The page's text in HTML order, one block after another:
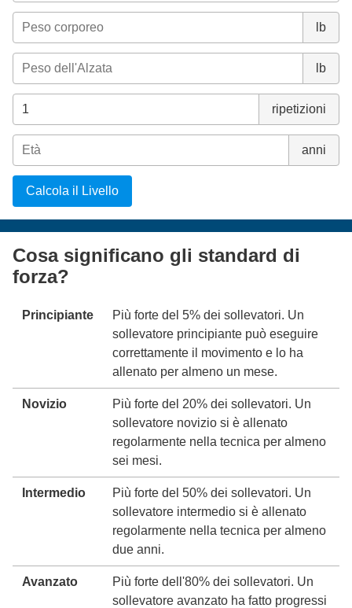
lb
lb
ripetizioni
anni
Calcola il Livello
Cosa significano gli standard di
forza?
Principiante
Più forte del 5% dei sollevatori. Un
sollevatore principiante può eseguire
correttamente il movimento e lo ha
allenato per almeno un mese.
Novizio
Più forte del 20% dei sollevatori. Un
sollevatore novizio si è allenato
regolarmente nella tecnica per almeno
sei mesi.
Intermedio
Più forte del 50% dei sollevatori. Un
sollevatore intermedio si è allenato
regolarmente nella tecnica per almeno
due anni.
Avanzato
Più forte dell'80% dei sollevatori. Un
sollevatore avanzato ha fatto progressi